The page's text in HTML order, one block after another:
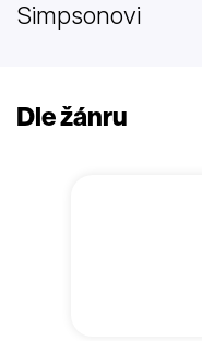
Simpsonovi
Dle žánru